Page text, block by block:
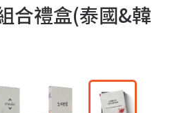
合禮盒(泰國&韓